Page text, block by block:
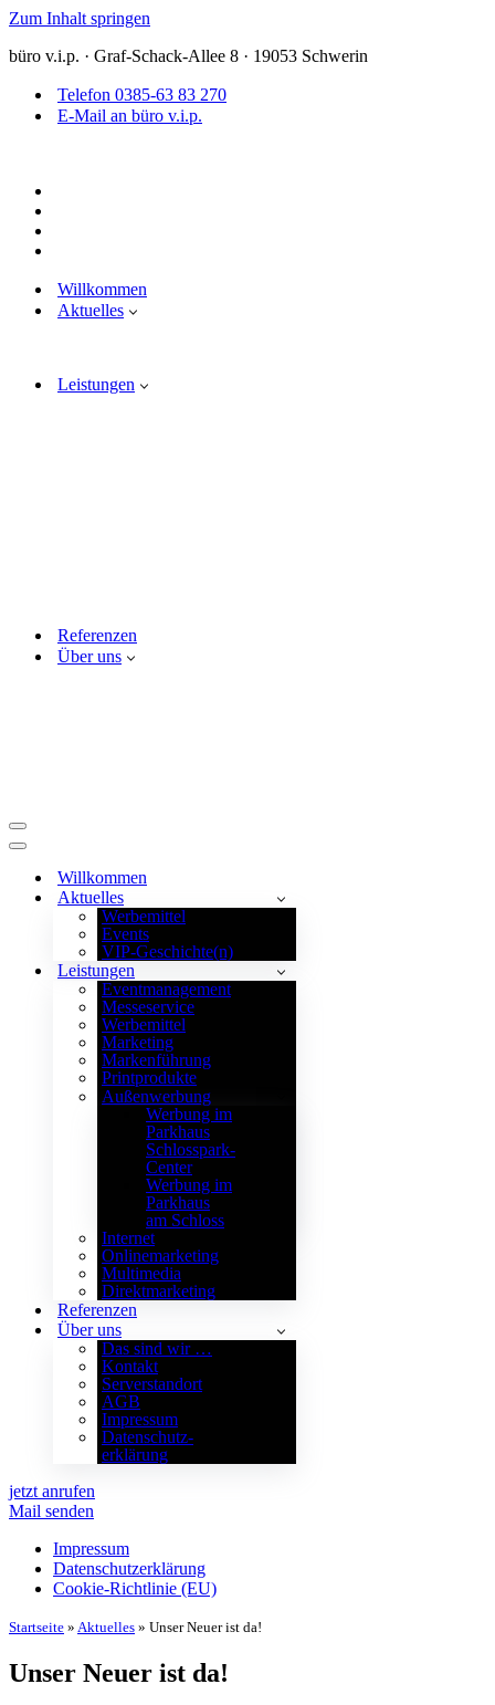
Zum Inhalt springen
büro v.i.p. · Graf-Schack-Allee 8 · 19053 Schwerin
Telefon 0385-63 83 270
E-Mail an büro v.i.p.
Willkommen
Aktuelles
Leistungen
Referenzen
Über uns
Navigationsmenü
Navigationsmenü
Willkommen
Aktuelles
Werbemittel
Events
VIP-Geschichte(n)
Leistungen
Eventmanagement
Messeservice
Werbemittel
Marketing
Markenführung
Printprodukte
Außenwerbung
Werbung im
Parkhaus
Schlosspark-
Center
Werbung im
Parkhaus
am Schloss
Internet
Onlinemarketing
Multimedia
Direktmarketing
Referenzen
Über uns
Das sind wir …
Kontakt
Serverstandort
AGB
Impressum
Datenschutz­
erklärung
jetzt anrufen
Mail senden
Impressum
Datenschutz­erklärung
Cookie-Richtlinie (EU)
Startseite » Aktuelles » Unser Neuer ist da!
Unser Neuer ist da!